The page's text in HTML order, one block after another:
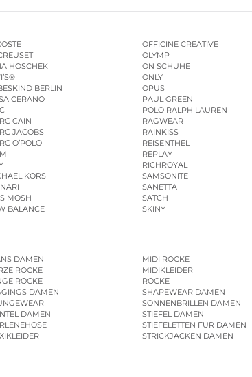
HOSCHEK
BERLIN
CERANO
CAIN
JACOBS
O’POLO
KORS
MOSH
BALANCE
OFFICINE CREATIVE
OLYMP
ON SCHUHE
ONLY
OPUS
PAUL GREEN
POLO RALPH LAUREN
RAGWEAR
RAINKISS
REISENTHEL
REPLAY
RICHROYAL
SAMSONITE
SANETTA
SATCH
SKINY
DAMEN
RÖCKE
RÖCKE
DAMEN
DAMEN
MIDI RÖCKE
MIDIKLEIDER
RÖCKE
SHAPEWEAR DAMEN
SONNENBRILLEN DAMEN
STIEFEL DAMEN
STIEFELETTEN FÜR DAMEN
STRICKJACKEN DAMEN